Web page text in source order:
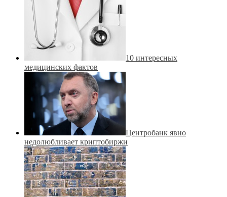
10 интересных
медицинских фактов
Центробанк явно
недолюбливает криптобиржи